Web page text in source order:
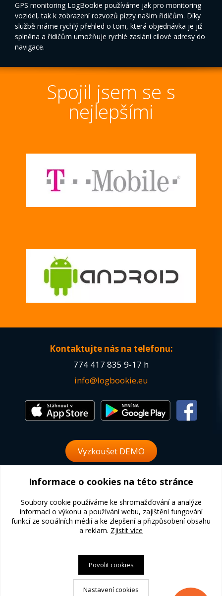
Informace o cookies na této stránce
Soubory cookie používáme ke shromažďování a analýze
informací o výkonu a používání webu, zajištění fungování
funkcí ze sociálních médií a ke zlepšení a přizpůsobení obsahu
a reklam. Zjistit více
Povolit cookies
Nastavení cookies
GPS monitoring LogBookie používáme jak pro monitoring
vozidel, tak k zobrazení rozvozů pizzy našim řidičům. Díky
službě máme rychlý přehled o tom, která objednávka je již
splněna a řidičům umožňuje rychlé zaslání cílové adresy do
navigace.
Spojil jsem se s
nejlepšími
Kontaktujte nás na telefonu:
774 417 835 9-17 h
info@logbookie.eu
Vyzkoušet DEMO
Zaslat poptávku
® 2008 - 2026 Všechna práva vyhrazena DHO s. r. o.
www.expanzo.com|www.crm-zdarma.cz
call.expanzo.com